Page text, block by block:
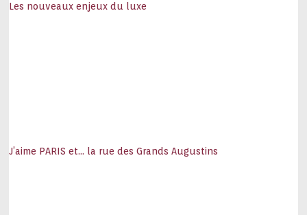
Les nouveaux enjeux du luxe
J’aime PARIS et… la rue des Grands Augustins